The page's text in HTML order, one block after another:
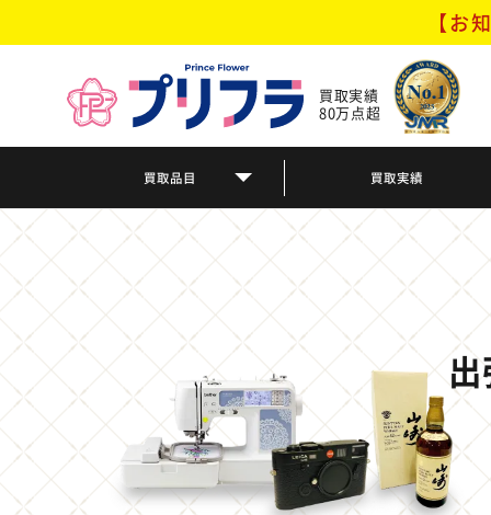
【お
買取実績
80万点超
買取品目 買取実績